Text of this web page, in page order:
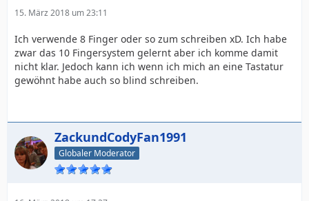
15. März 2018 um 23:11
Ich verwende 8 Finger oder so zum schreiben xD. Ich habe
zwar das 10 Fingersystem gelernt aber ich komme damit
nicht klar. Jedoch kann ich wenn ich mich an eine Tastatur
gewöhnt habe auch so blind schreiben.
ZackundCodyFan1991
Globaler Moderator